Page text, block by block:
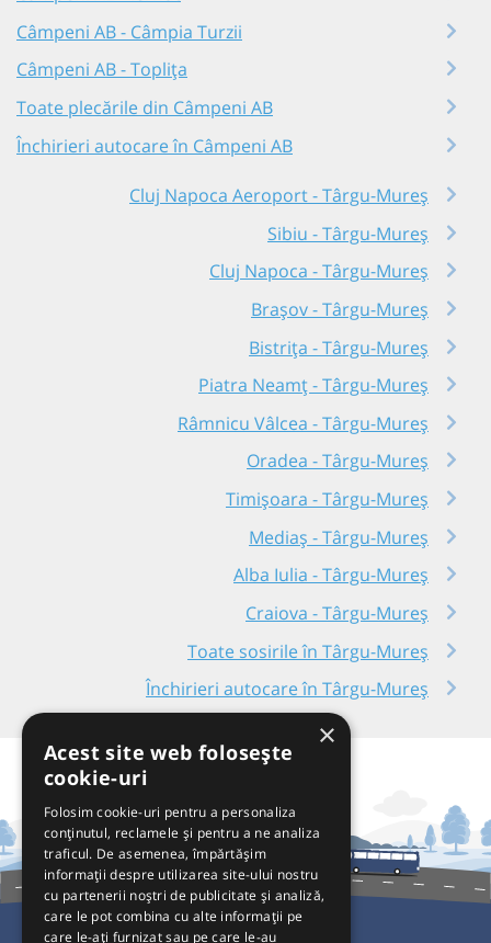
Câmpeni AB - Câmpia Turzii
Câmpeni AB - Toplița
Toate plecările din Câmpeni AB
Închirieri autocare în Câmpeni AB
Cluj Napoca Aeroport - Târgu-Mureș
Sibiu - Târgu-Mureș
Cluj Napoca - Târgu-Mureș
Brașov - Târgu-Mureș
Bistrița - Târgu-Mureș
Piatra Neamț - Târgu-Mureș
Râmnicu Vâlcea - Târgu-Mureș
Oradea - Târgu-Mureș
Timișoara - Târgu-Mureș
Mediaș - Târgu-Mureș
Alba Iulia - Târgu-Mureș
Craiova - Târgu-Mureș
Toate sosirile în Târgu-Mureș
Închirieri autocare în Târgu-Mureș
×
Acest site web folosește
cookie-uri
Folosim cookie-uri pentru a personaliza
conținutul, reclamele și pentru a ne analiza
traficul. De asemenea, împărtășim
informații despre utilizarea site-ului nostru
cu partenerii noștri de publicitate și analiză,
care le pot combina cu alte informații pe
care le-ați furnizat sau pe care le-au